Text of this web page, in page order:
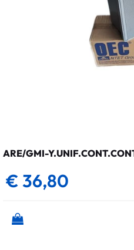
ARE/GMI-
€ 36,80
Quantità